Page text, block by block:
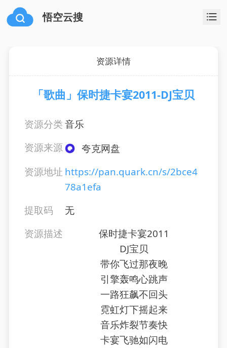
悟空云搜
资源详情
「歌曲」保时捷卡宴2011-DJ宝贝
资源分类音乐
资源来源
夸克网盘
资源地址 https://pan.quark.cn/s/2bce4
78a1efa
提取码
无
资源描述
保时捷卡宴2011
DJ宝贝
带你飞过那夜晚
引擎轰鸣心跳声
一路狂飙不回头
霓虹灯下摇起来
音乐炸裂节奏快
卡宴飞驰如闪电